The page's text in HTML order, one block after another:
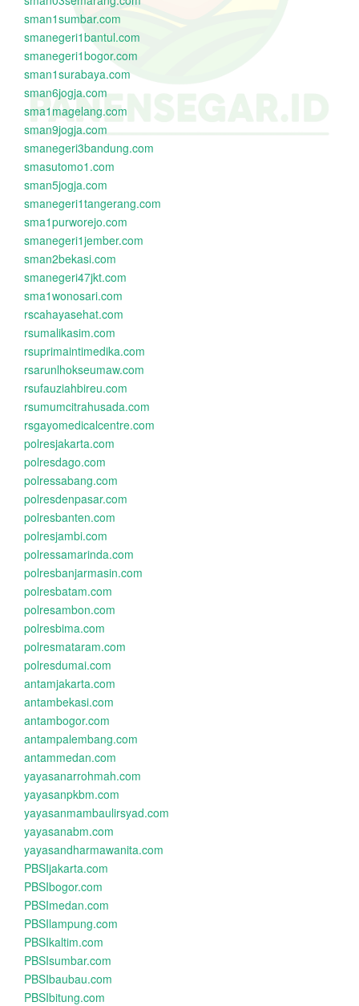
sman1sumbar.com
smanegeri1bantul.com
smanegeri1bogor.com
sman1surabaya.com
sman6jogja.com
sma1magelang.com
sman9jogja.com
smanegeri3bandung.com
smasutomo1.com
sman5jogja.com
smanegeri1tangerang.com
sma1purworejo.com
smanegeri1jember.com
sman2bekasi.com
smanegeri47jkt.com
sma1wonosari.com
rscahayasehat.com
rsumalikasim.com
rsuprimaintimedika.com
rsarunlhokseumaw.com
rsufauziahbireu.com
rsumumcitrahusada.com
rsgayomedicalcentre.com
polresjakarta.com
polresdago.com
polressabang.com
polresdenpasar.com
polresbanten.com
polresjambi.com
polressamarinda.com
polresbanjarmasin.com
polresbatam.com
polresambon.com
polresbima.com
polresmataram.com
polresdumai.com
antamjakarta.com
antambekasi.com
antambogor.com
antampalembang.com
antammedan.com
yayasanarrohmah.com
yayasanpkbm.com
yayasanmambaulirsyad.com
yayasanabm.com
yayasandharmawanita.com
PBSIjakarta.com
PBSIbogor.com
PBSImedan.com
PBSIlampung.com
PBSIkaltim.com
PBSIsumbar.com
PBSIbaubau.com
PBSIbitung.com